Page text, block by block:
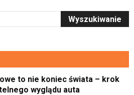
to nie koniec świata – krok
wyglądu auta